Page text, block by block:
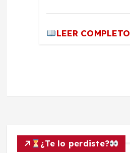
LEER COMPLETO
¿Te lo perdiste?